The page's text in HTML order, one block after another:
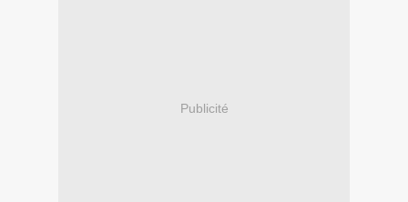
Publicité